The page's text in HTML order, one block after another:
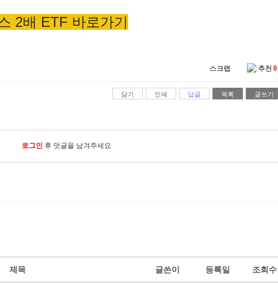
2배 ETF 바로가기
스크랩 추천 0
담기 인쇄 답글 목록 글쓰기
로그인 후 덧글을 남겨주세요
제목 글쓴이 등록일 조회수